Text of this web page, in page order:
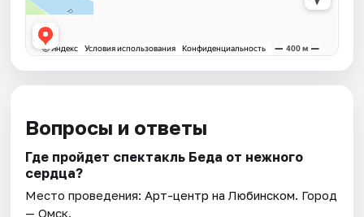
Вопросы и ответы
Где пройдет спектакль Беда от нежного
сердца?
Место проведения:Арт-центр на Любинском. Город
— Омск.